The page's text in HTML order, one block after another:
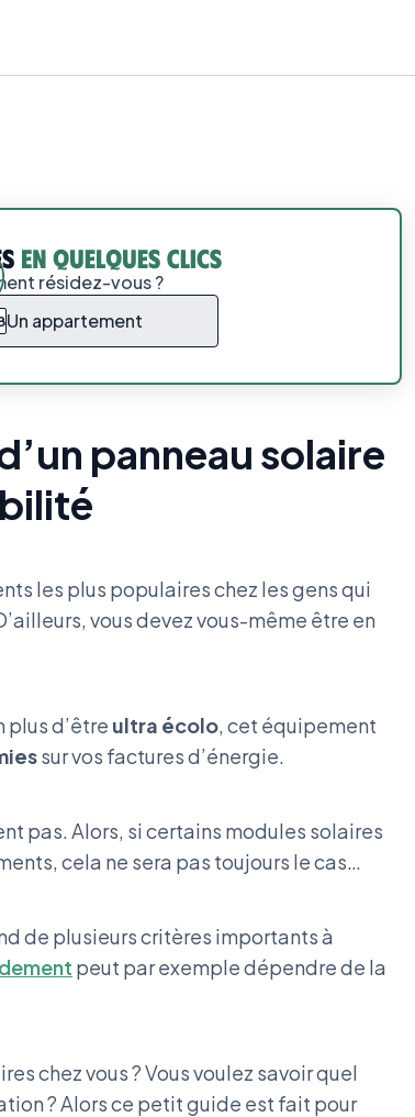
résidez-vous ?
Un appartement
panneau solaire
les plus populaires chez les gens qui
vous devez vous-même être en
plus d’être ultra écolo, cet équipement
sur vos factures d’énergie.
pas. Alors, si certains modules solaires
cela ne sera pas toujours le cas…
de plusieurs critères importants à
peut par exemple dépendre de la
chez vous ? Vous voulez savoir quel
? Alors ce petit guide est fait pour